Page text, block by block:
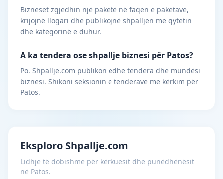
Bizneset zgjedhin një paketë në faqen e paketave,
krijojnë llogari dhe publikojnë shpalljen me qytetin
dhe kategorinë e duhur.
A ka tendera ose shpallje biznesi për Patos?
Po. Shpallje.com publikon edhe tendera dhe mundësi
biznesi. Shikoni seksionin e tenderave me kërkim për
Patos.
Eksploro Shpallje.com
Lidhje të dobishme për kërkuesit dhe punëdhënësit
në Patos.